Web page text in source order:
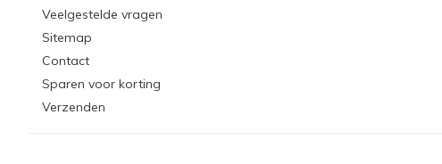
Veelgestelde vragen
Sitemap
Contact
Sparen voor korting
Verzenden